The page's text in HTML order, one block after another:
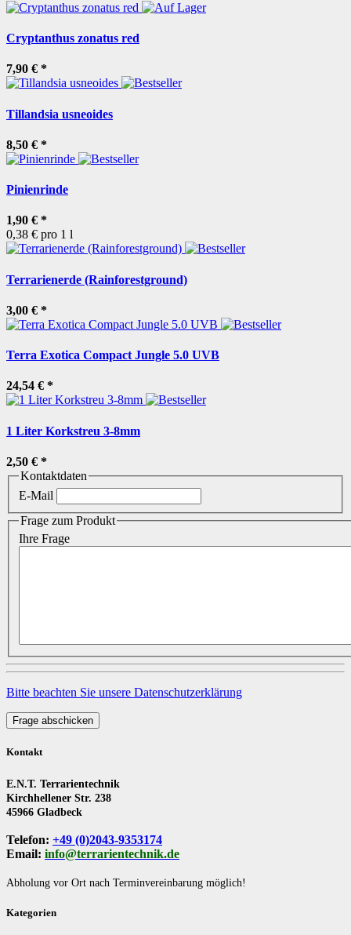
Cryptanthus zonatus red
7,90 € *
Tillandsia usneoides
8,50 € *
Pinienrinde
1,90 € *
0,38 € pro 1 l
Terrarienerde (Rainforestground)
3,00 € *
Terra Exotica Compact Jungle 5.0 UVB
24,54 € *
1 Liter Korkstreu 3-8mm
2,50 € *
Kontaktdaten
E-Mail
Frage zum Produkt
Ihre Frage
Bitte beachten Sie unsere Datenschutzerklärung
Frage abschicken
Kontakt
E.N.T. Terrarientechnik
Kirchhellener Str. 238
45966 Gladbeck
Telefon: +49 (0)2043-9353174
Email: info@terrarientechnik.de
Abholung vor Ort nach Terminvereinbarung möglich!
Kategorien